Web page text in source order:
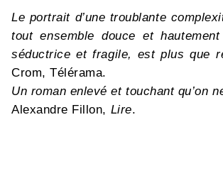
Le portrait d’une troublante
tout ensemble douce et hautement
séductrice et fragile, est plus que
Crom, Télérama.
Un roman enlevé et touchant qu’on
Alexandre Fillon, Lire.